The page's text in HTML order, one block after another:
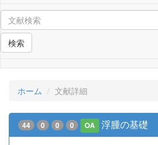
検索
ホーム 文献詳細
44 0 0 0 OA 浮腫の基礎